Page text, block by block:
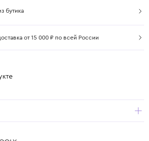
бутика
от 15 000 ₽ по всей России